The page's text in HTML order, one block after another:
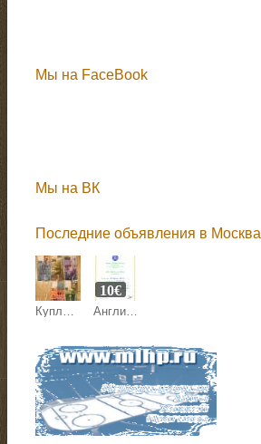
Мы на FaceBook
Мы на ВК
Последние объявления в Москва
Куплю, обмен швейцарские франки 8 серии, английские фунты Английские = хинди = русские переводы коммерческой и прочей документации.
10€